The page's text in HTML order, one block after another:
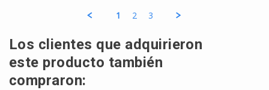
1 2 3
Los clientes que adquirieron
este producto también
compraron: